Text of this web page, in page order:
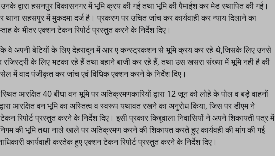
द्वारा हसनपुर विकासनगर में भूमि क्रय की गई तथा भूमि की पैमाईश कर मेड स्थापित की गई।
थाना सहसपुर में मुकदमा दर्ज है। प्रकरण पर उचित जांच कर कार्यवाही कर न्याय दिलाने का
के भीतर एक्शन टेकन रिपोर्ट प्रस्तुत करने के निर्देश दिए।
कि वे अपनी बेटियों के लिए देहरादून में आर ए कन्स्ट्रकशन से भूमि क्रय कर रहे थे,जिसके लिए उनसे
के लिए भटका रहे हैं तथा बहाने बाजी कर रहे हैं, तथा उस खसरा संख्या में भूमि नही है की
में वाद पंजीकृत कर जांच एवं विधिक एक्शन करने के निर्देश दिए।
आरक्षित 40 बीघा वन भूमि पर अतिक्रमणकारियों द्वारा 12 जून को लोहे के पोल व बड़े वाहनों
आरक्षित वन भूमि का अस्तित्व व स्वरूप यथावत रखने का अनुरोध किया, जिस पर डीएम ने
रिपोर्ट प्रस्तुत करने के निर्देश दिए। इसी प्रकार किद्दूवाला निवासियों ने अपने शिकायती पत्र में
की भूमि तथा नाले खाले पर अतिक्रमण करने की शिकायत करते हुए कार्यवही की मांग की गई
कार्यवाही करतेक हुए एक्शन टेकन रिपोर्ट प्रस्तुत करने के निर्देश दिए।